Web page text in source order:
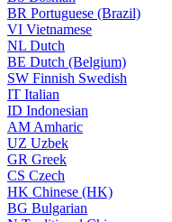
BR Portuguese (Brazil)
VI Vietnamese
NL Dutch
BE Dutch (Belgium)
SW Finnish Swedish
IT Italian
ID Indonesian
AM Amharic
UZ Uzbek
GR Greek
CS Czech
HK Chinese (HK)
BG Bulgarian